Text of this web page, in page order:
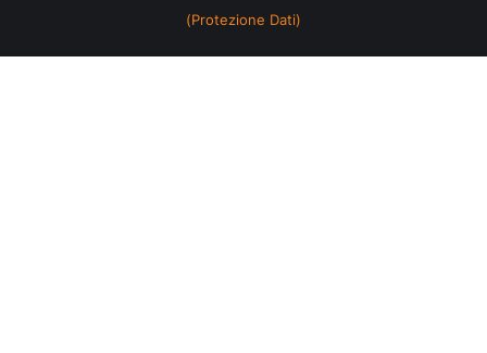
(Protezione Dati)